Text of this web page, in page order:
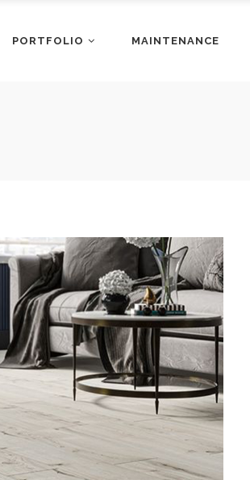
PORTFOLIO MAINTENANCE